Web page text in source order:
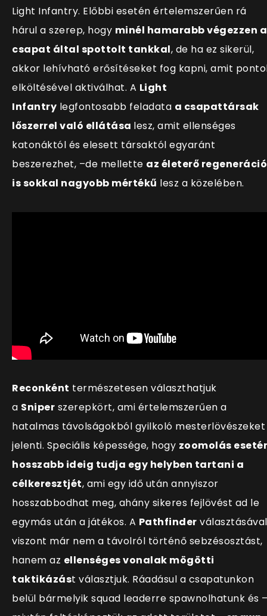
Light Infantry. Előbbi esetén értelemszerűen rá
hárul a szerep, hogy minél hamarabb végezzen a
csapat által spottolt tankkal, de ha ez sikerül,
akkor lehívható erősítéseket fog kapni, amit
elköltésével aktiválhat. A Light
Infantry legfontosabb feladata a csapattársak
lőszerrel való ellátása lesz, amit ellenséges
katonáktól és elesett társaktól egyaránt
beszerezhet, –de mellette az életerő regeneráció
is sokkal nagyobb mértékű lesz a közelében.
Reconként természetesen választhatjuk
a Sniper szerepkört, ami értelemszerűen a
hatalmas távolságokból gyilkoló mesterlövészeket
jelenti. Speciális képessége, hogy zoomolás
hosszabb ideig tudja egy helyben tartani a
célkeresztjét, ami egy idő után annyiszor
hosszabbodhat meg, ahány sikeres fejlövést ad le
egymás után a játékos. A Pathfinder választásával
viszont már nem a távolról történő sebzésosztást,
hanem az ellenséges vonalak mögötti
taktikázást választjuk. Ráadásul a csapatunkon
belül bármelyik squad leaderre spawnolhatunk és